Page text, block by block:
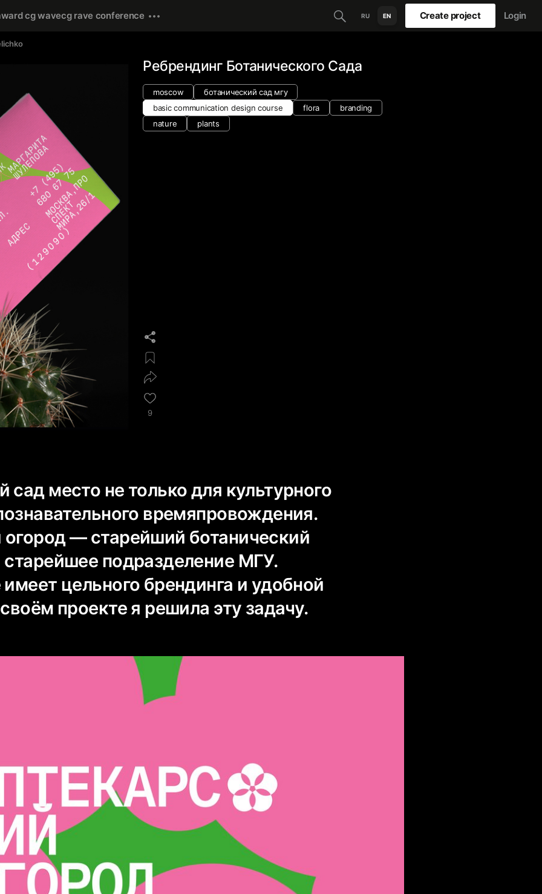
cg wavecg rave conference RU EN Create project Login
Ребрендинг Ботанического Сада
moscow
ботанический сад мгу
basic communication design course
flora
branding
nature
plants
9
сад место не только для культурного
времяпровождения.
огород — старейший ботанический
подразделение МГУ.
цельного брендинга и удобной
проекте я решила эту задачу.